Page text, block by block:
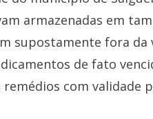
armazenadas em
supostamente fora da
de fato
com validade